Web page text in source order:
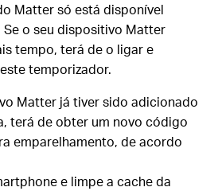
Matter só está disponível
o seu dispositivo Matter
tempo, terá de o ligar e
temporizador.
Matter já tiver sido adicionado
terá de obter um novo código
emparelhamento, de acordo
e limpe a cache da